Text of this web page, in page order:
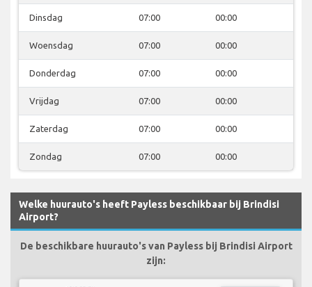
Dinsdag 07:00 00:00
Woensdag 07:00 00:00
Donderdag 07:00 00:00
Vrijdag 07:00 00:00
Zaterdag 07:00 00:00
Zondag 07:00 00:00
Welke huurauto's heeft Payless beschikbaar bij Brindisi
Airport?
De beschikbare huurauto's van Payless bij Brindisi Airport
zijn: